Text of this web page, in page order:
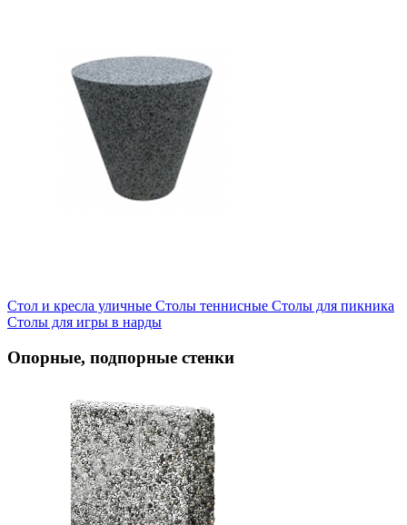
Стол и кресла уличные Cтолы теннисные Столы для пикника
Столы для игры в нарды
Опорные, подпорные стенки